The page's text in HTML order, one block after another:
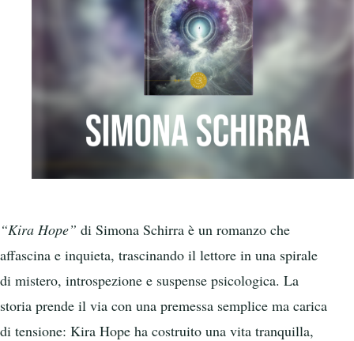
“Kira Hope” di Simona Schirra è un romanzo che
affascina e inquieta, trascinando il lettore in una spirale
di mistero, introspezione e suspense psicologica. La
storia prende il via con una premessa semplice ma carica
di tensione: Kira Hope ha costruito una vita tranquilla,